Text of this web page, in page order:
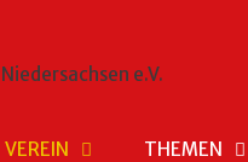
VEREIN THEMEN